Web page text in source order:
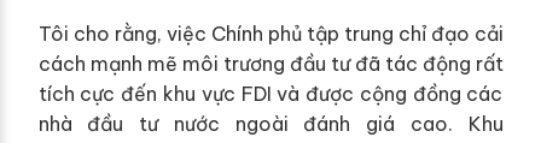
Tôi cho rằng, việc Chính phủ tập trung chỉ đạo cải
cách mạnh mẽ môi trương đầu tư đã tác động rất
tích cực đến khu vực FDI và được cộng đồng các
nhà đầu tư nước ngoài đánh giá cao. Khu